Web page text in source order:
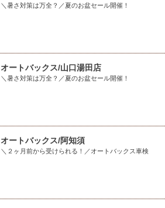
＼暑さ対策は万全？／夏のお盆セール開催！
オートバックス/山口湯田店
＼暑さ対策は万全？／夏のお盆セール開催！
オートバックス/阿知須
＼２ヶ月前から受けられる！／オートバックス車検